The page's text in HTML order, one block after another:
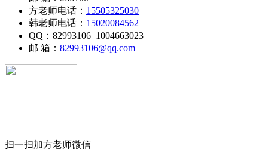
方老师电话： 15505325030
韩老师电话： 15020084562
QQ：82993106 1004663023
邮 箱： 82993106@qq.com
扫一扫加方老师微信